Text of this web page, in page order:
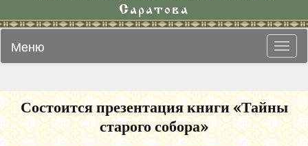
Саратова
Меню
Состоится презентация книги «Тайны
старого собора»